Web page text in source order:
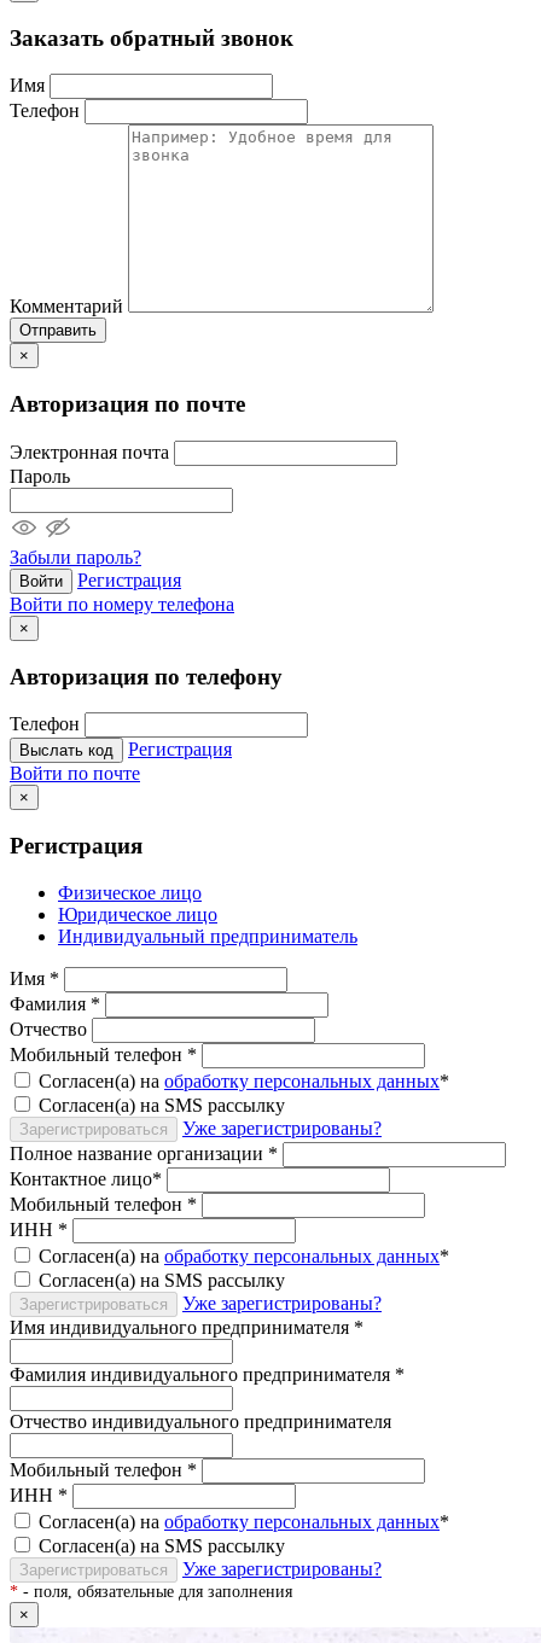
Заказать обратный звонок
Имя
Телефон
Комментарий
Отправить
×
Авторизация по почте
Электронная почта
Пароль
Забыли пароль?
Войти
Регистрация
Войти по номеру телефона
×
Авторизация по телефону
Телефон
Выслать код
Регистрация
Войти по почте
×
Регистрация
Физическое лицо
Юридическое лицо
Индивидуальный предприниматель
Имя *
Фамилия *
Отчество
Мобильный телефон *
Согласен(а) на обработку персональных данных*
Согласен(а) на SMS рассылку
Зарегистрироваться
Уже зарегистрированы?
Полное название организации *
Контактное лицо*
Мобильный телефон *
ИНН *
Согласен(а) на обработку персональных данных*
Согласен(а) на SMS рассылку
Зарегистрироваться
Уже зарегистрированы?
Имя индивидуального предпринимателя *
Фамилия индивидуального предпринимателя *
Отчество индивидуального предпринимателя
Мобильный телефон *
ИНН *
Согласен(а) на обработку персональных данных*
Согласен(а) на SMS рассылку
Зарегистрироваться Уже зарегистрированы?
* - поля, обязательные для заполнения
×